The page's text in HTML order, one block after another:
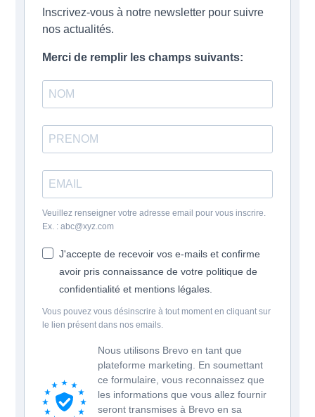
Inscrivez-vous à notre newsletter pour suivre
nos actualités.
Merci de remplir les champs suivants:
Veuillez renseigner votre adresse email pour vous inscrire.
Ex. : abc@xyz.com
J'accepte de recevoir vos e-mails et confirme
avoir pris connaissance de votre politique de
confidentialité et mentions légales.
Vous pouvez vous désinscrire à tout moment en cliquant sur
le lien présent dans nos emails.
Nous utilisons Brevo en tant que
plateforme marketing. En soumettant
ce formulaire, vous reconnaissez que
les informations que vous allez fournir
seront transmises à Brevo en sa